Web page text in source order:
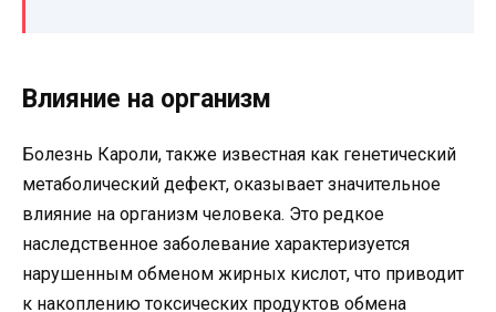
Влияние на организм
Болезнь Кароли, также известная как генетический
метаболический дефект, оказывает значительное
влияние на организм человека. Это редкое
наследственное заболевание характеризуется
нарушенным обменом жирных кислот, что приводит
к накоплению токсических продуктов обмена